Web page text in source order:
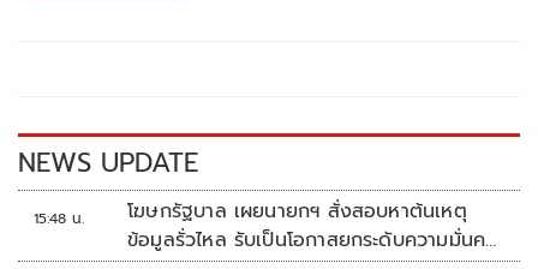
k k
NEWS UPDATE
15:48 น.
โฆษกรัฐบาล เผยนายกฯ สั่งสอบหาต้นเหตุ
ข้อมูลรั่วไหล รับเป็นโอกาสยกระดับความมั่นคง